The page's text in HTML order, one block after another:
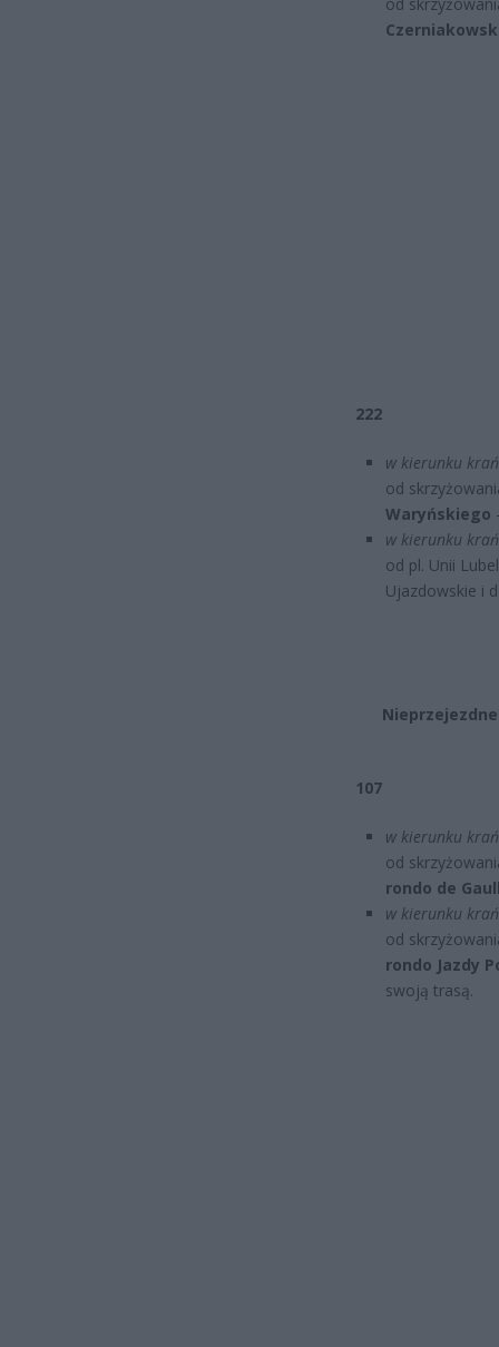
222
w kierunku
od
Waryńskiego
w kierunku
od pl. Unii
Ujazdowskie i
107
w kierunku
od
rondo de
w kierunku
od
rondo Jazdy
swoją trasą.